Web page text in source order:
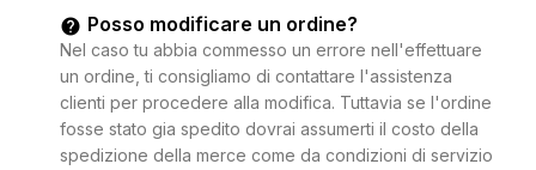
Posso modificare un ordine?
Nel caso tu abbia commesso un errore nell'effettuare
un ordine, ti consigliamo di contattare l'assistenza
clienti per procedere alla modifica. Tuttavia se l'ordine
fosse stato gia spedito dovrai assumerti il costo della
spedizione della merce come da condizioni di servizio